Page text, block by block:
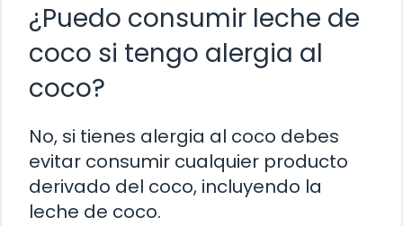
¿Puedo consumir leche de
coco si tengo alergia al
coco?
No, si tienes alergia al coco debes
evitar consumir cualquier producto
derivado del coco, incluyendo la
leche de coco.